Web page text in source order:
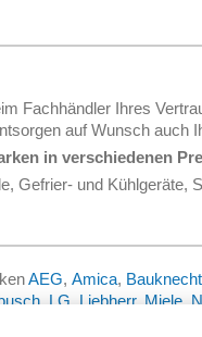
Fachhändler Ihres
auf Wunsch auch
in verschiedenen
Gefrier- und Kühlgeräte,
AEG, Amica, Bauknecht
LG Liebherr, Miele